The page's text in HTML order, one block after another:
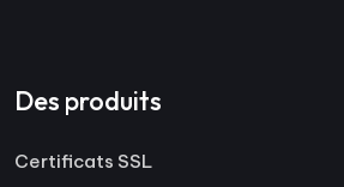
Des produits
Certificats SSL